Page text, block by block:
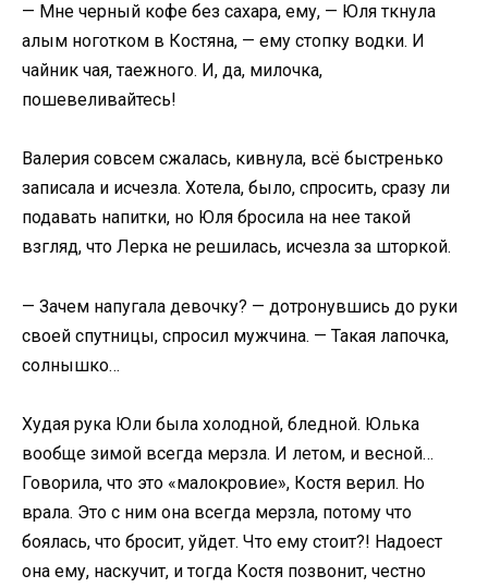
— Мне черный кофе без сахара, ему, — Юля ткнула
алым ноготком в Костяна, — ему стопку водки. И
чайник чая, таежного. И, да, милочка,
пошевеливайтесь!
Валерия совсем сжалась, кивнула, всё быстренько
записала и исчезла. Хотела, было, спросить, сразу ли
подавать напитки, но Юля бросила на нее такой
взгляд, что Лерка не решилась, исчезла за шторкой.
— Зачем напугала девочку? — дотронувшись до руки
своей спутницы, спросил мужчина. — Такая лапочка,
солнышко…
Худая рука Юли была холодной, бледной. Юлька
вообще зимой всегда мерзла. И летом, и весной…
Говорила, что это «малокровие», Костя верил. Но
врала. Это с ним она всегда мерзла, потому что
боялась, что бросит, уйдет. Что ему стоит?! Надоест
она ему, наскучит, и тогда Костя позвонит, честно